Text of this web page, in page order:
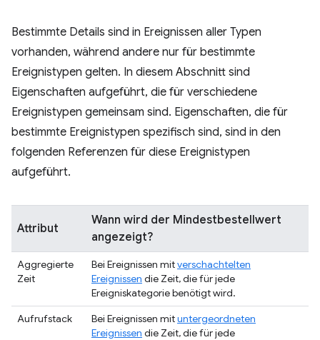
Bestimmte Details sind in Ereignissen aller Typen
vorhanden, während andere nur für bestimmte
Ereignistypen gelten. In diesem Abschnitt sind
Eigenschaften aufgeführt, die für verschiedene
Ereignistypen gemeinsam sind. Eigenschaften, die für
bestimmte Ereignistypen spezifisch sind, sind in den
folgenden Referenzen für diese Ereignistypen
aufgeführt.
Attribut
Wann wird der Mindestbestellwert
angezeigt?
Aggregierte
Zeit
Bei Ereignissen mitverschachtelten
Ereignissen die Zeit, die für jede
Ereigniskategorie benötigt wird.
Aufrufstack
Bei Ereignissen mituntergeordneten
Ereignissen die Zeit, die für jede